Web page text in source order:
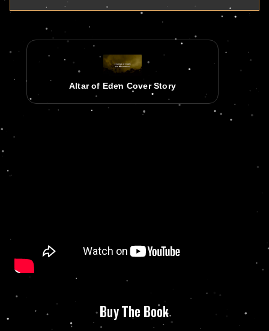
Altar of Eden Cover Story
Buy The Book